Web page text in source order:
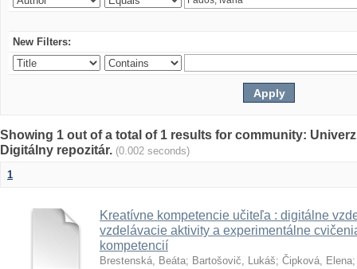
New Filters:
Showing 1 out of a total of 1 results for community:
Digitálny repozitár. (0.002 seconds)
1
Kreatívne kompetencie učiteľa : digitálne
vzdelávacie aktivity a experimentálne
kompetencií
Brestenská, Beáta; Bartošovič, Lukáš; Čipková, Elena